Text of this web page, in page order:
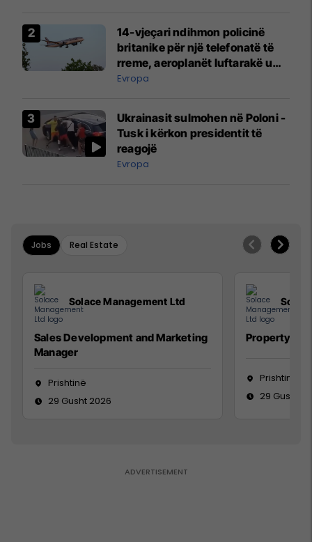
14-vjeçari ndihmon policinë
britanike për një telefonatë të
rreme, aeroplanët luftarakë u
ngritën në ajër për të
Mançesterit
Evropa
Ukrainasit sulmohen në Poloni -
Tusk i kërkon presidentit të
reagojë
Evropa
Jobs Real Estate
Solace Management Ltd
Sales Development and Marketing
Manager
Prishtinë
29 Gusht 2026
Property
Prishtinë
29 Gusht